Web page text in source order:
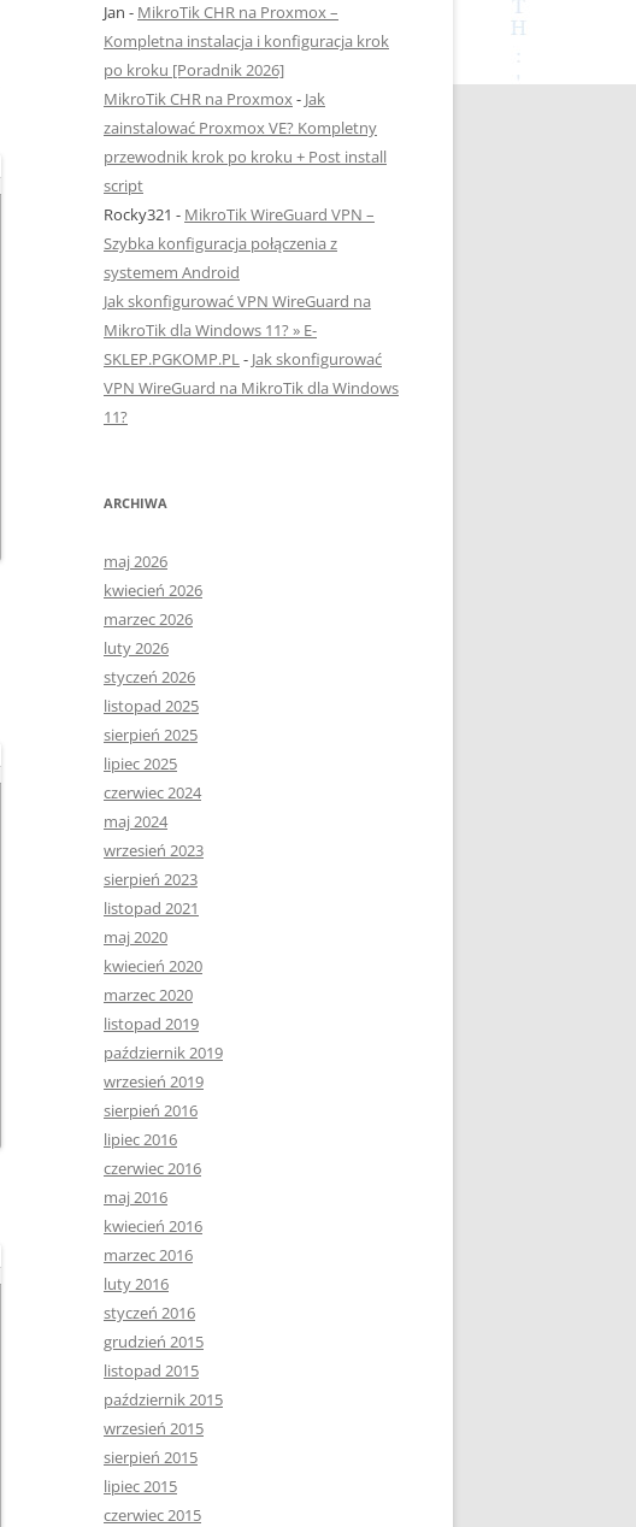
Jan - MikroTik CHR na Proxmox –
Kompletna instalacja i konfiguracja krok
po kroku [Poradnik 2026]
MikroTik CHR na Proxmox- Jak
zainstalować Proxmox VE? Kompletny
przewodnik krok po kroku + Post install
script
Rocky321 - MikroTik WireGuard VPN –
Szybka konfiguracja połączenia z
systemem Android
Jak skonfigurować VPN WireGuard na
MikroTik dla Windows 11? » E-
SKLEP.PGKOMP.PL- Jak skonfigurować
VPN WireGuard na MikroTik dla Windows
11?
ARCHIWA
maj 2026
kwiecień 2026
marzec 2026
luty 2026
styczeń 2026
listopad 2025
sierpień 2025
lipiec 2025
czerwiec 2024
maj 2024
wrzesień 2023
sierpień 2023
listopad 2021
maj 2020
kwiecień 2020
marzec 2020
listopad 2019
październik 2019
wrzesień 2019
sierpień 2016
lipiec 2016
czerwiec 2016
maj 2016
kwiecień 2016
marzec 2016
luty 2016
styczeń 2016
grudzień 2015
listopad 2015
październik 2015
wrzesień 2015
sierpień 2015
lipiec 2015
czerwiec 2015